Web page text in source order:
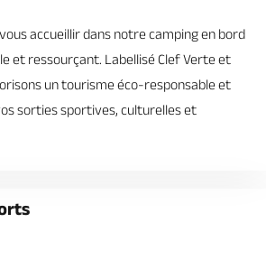
accueillir dans notre camping en bord
et ressourçant. Labellisé Clef Verte et
un tourisme éco-responsable et
sorties sportives, culturelles et